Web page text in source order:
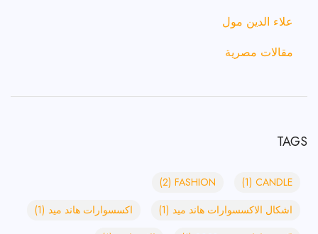
علاء الدين مول
مقالات مصرية
TAGS
CANDLE
(1)
FASHION
(2)
اشكال الاكسسوارات هاند ميد (1) اكسسوارات هاند ميد (1)